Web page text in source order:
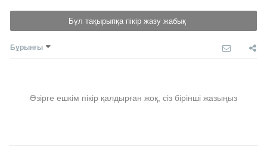
Бұл тақырыпқа пікір жазу жабық
Бұрынғы
Әзірге ешкім пікір қалдырған жоқ, сіз бірінші жазыңыз